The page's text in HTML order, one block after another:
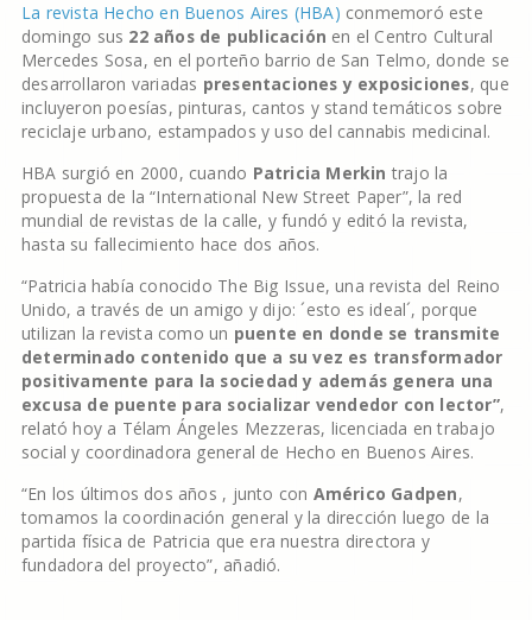
La revista Hecho en Buenos Aires (HBA) conmemoró este
domingo sus 22 años de publicación en el Centro Cultural
Mercedes Sosa, en el porteño barrio de San Telmo, donde se
desarrollaron variadas presentaciones y exposiciones, que
incluyeron poesías, pinturas, cantos y stand temáticos sobre
reciclaje urbano, estampados y uso del cannabis medicinal.
HBA surgió en 2000, cuando Patricia Merkin trajo la
propuesta de la “International New Street Paper”, la red
mundial de revistas de la calle, y fundó y editó la revista,
hasta su fallecimiento hace dos años.
“Patricia había conocido The Big Issue, una revista del Reino
Unido, a través de un amigo y dijo: ´esto es ideal´, porque
utilizan la revista como un puente en donde se transmite
determinado contenido que a su vez es transformador
positivamente para la sociedad y además genera una
excusa de puente para socializar vendedor con lector”,
relató hoy a Télam Ángeles Mezzeras, licenciada en trabajo
social y coordinadora general de Hecho en Buenos Aires.
“En los últimos dos años , junto con Américo Gadpen,
tomamos la coordinación general y la dirección luego de la
partida física de Patricia que era nuestra directora y
fundadora del proyecto”, añadió.